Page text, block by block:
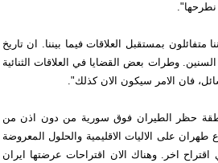
نطرحها".
متفائلون بمستقبل العلاقات فيما بيننا. ان تاريخ
وطرات بعض القضايا في العلاقات الثنائية
فان الامر سيكون الان كذلك".
حظر الطيران فوق سورية من دون اذن من
على الاليات الاقليمية والحلول المعروضة
اخر. وهناك الان اقتراحات عرضتها ايران